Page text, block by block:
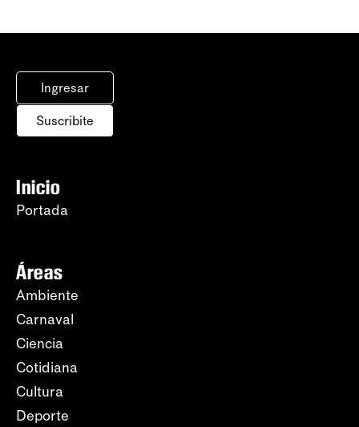
Ingresar
Suscribite
Inicio
Portada
Áreas
Ambiente
Carnaval
Ciencia
Cotidiana
Cultura
Deporte